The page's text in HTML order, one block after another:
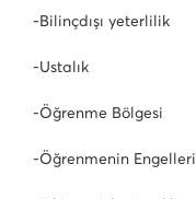
-Bilinçdışı yeterlilik
-Ustalık
-Öğrenme Bölgesi
-Öğrenmenin Engelleri